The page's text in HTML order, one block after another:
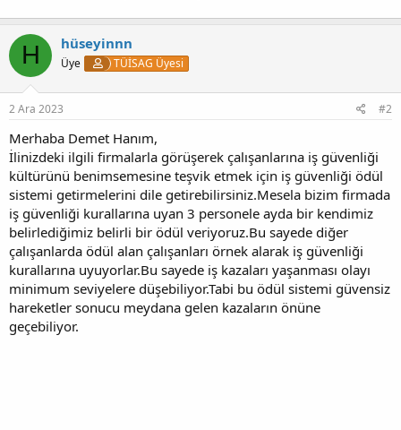
H hüseyinnn
Üye TÜİSAG Üyesi
2 Ara 2023 #2
Merhaba Demet Hanım,
İlinizdeki ilgili firmalarla görüşerek çalışanlarına iş güvenliği
kültürünü benimsemesine teşvik etmek için iş güvenliği ödül
sistemi getirmelerini dile getirebilirsiniz.Mesela bizim firmada
iş güvenliği kurallarına uyan 3 personele ayda bir kendimiz
belirlediğimiz belirli bir ödül veriyoruz.Bu sayede diğer
çalışanlarda ödül alan çalışanları örnek alarak iş güvenliği
kurallarına uyuyorlar.Bu sayede iş kazaları yaşanması olayı
minimum seviyelere düşebiliyor.Tabi bu ödül sistemi güvensiz
hareketler sonucu meydana gelen kazaların önüne
geçebiliyor.